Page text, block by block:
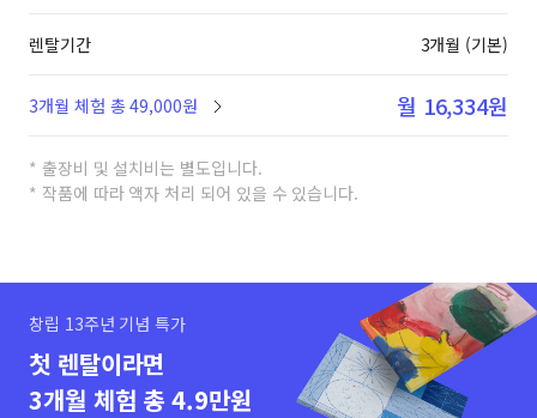
렌탈기간 3개월 (기본)
3개월 체험 총 49,000원 월 16,334원
* 출장비 및 설치비는 별도입니다.
* 작품에 따라 액자 처리 되어 있을 수 있습니다.
창립 13주년 기념 특가
첫 렌탈이라면
3개월 체험 총 4.9만원